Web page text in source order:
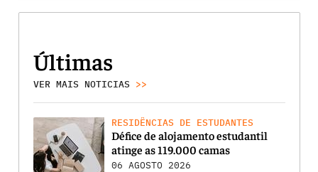
Últimas
VER MAIS NOTICIAS >>
RESIDÊNCIAS DE ESTUDANTES
Défice de alojamento estudantil
atinge as 119.000 camas
06 AGOSTO 2026